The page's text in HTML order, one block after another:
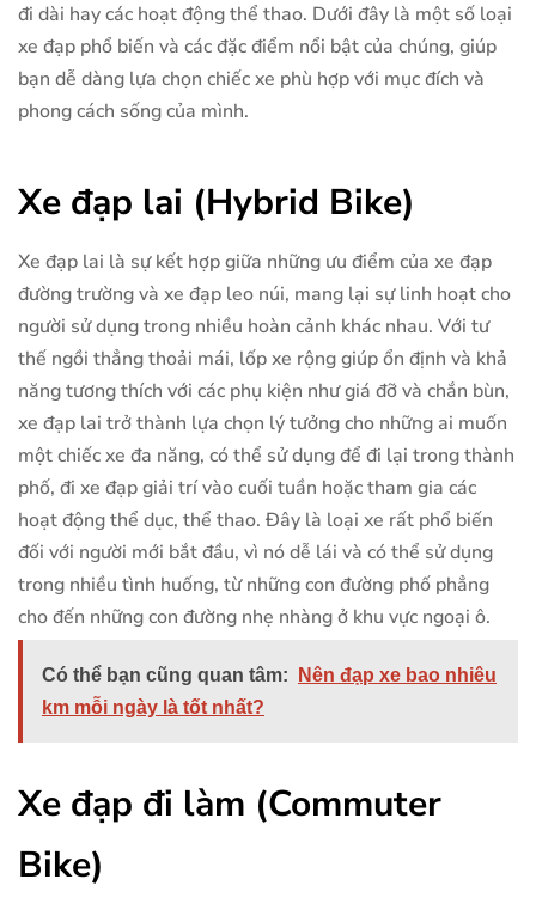
đi dài hay các hoạt động thể thao. Dưới đây là một số loại
xe đạp phổ biến và các đặc điểm nổi bật của chúng, giúp
bạn dễ dàng lựa chọn chiếc xe phù hợp với mục đích và
phong cách sống của mình.
Xe đạp lai (Hybrid Bike)
Xe đạp lai là sự kết hợp giữa những ưu điểm của xe đạp
đường trường và xe đạp leo núi, mang lại sự linh hoạt cho
người sử dụng trong nhiều hoàn cảnh khác nhau. Với tư
thế ngồi thẳng thoải mái, lốp xe rộng giúp ổn định và khả
năng tương thích với các phụ kiện như giá đỡ và chắn bùn,
xe đạp lai trở thành lựa chọn lý tưởng cho những ai muốn
một chiếc xe đa năng, có thể sử dụng để đi lại trong thành
phố, đi xe đạp giải trí vào cuối tuần hoặc tham gia các
hoạt động thể dục, thể thao. Đây là loại xe rất phổ biến
đối với người mới bắt đầu, vì nó dễ lái và có thể sử dụng
trong nhiều tình huống, từ những con đường phố phẳng
cho đến những con đường nhẹ nhàng ở khu vực ngoại ô.
Có thể bạn cũng quan tâm:
Nên đạp xe bao nhiêu
km mỗi ngày là tốt nhất?
Xe đạp đi làm (Commuter
Bike)